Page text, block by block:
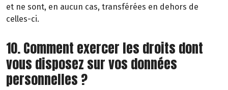
et ne sont, en aucun cas, transférées en dehors de
celles-ci.
10. Comment exercer les droits dont
vous disposez sur vos données
personnelles ?